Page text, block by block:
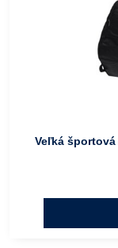
Veľká športová